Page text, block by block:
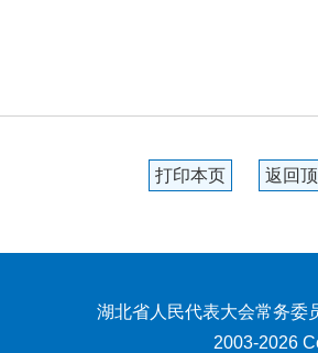
打印本页 返回
湖北省人民代表大会常务委
2003-2026